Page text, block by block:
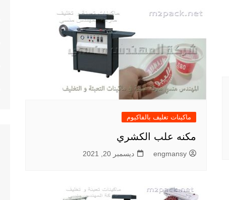
ماكينات تغليف بالفاكيوم
مكنه علب الكشري
engmansy ديسمبر 20, 2021